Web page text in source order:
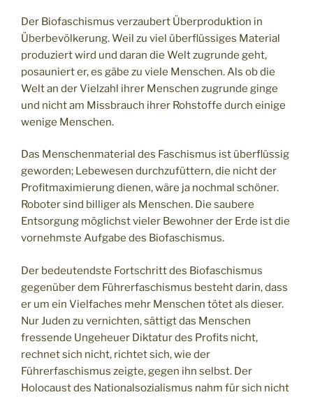
Der Biofaschismus verzaubert Überproduktion in
Überbevölkerung. Weil zu viel überflüssiges Material
produziert wird und daran die Welt zugrunde geht,
posauniert er, es gäbe zu viele Menschen. Als ob die
Welt an der Vielzahl ihrer Menschen zugrunde ginge
und nicht am Missbrauch ihrer Rohstoffe durch einige
wenige Menschen.
Das Menschenmaterial des Faschismus ist überflüssig
geworden; Lebewesen durchzufüttern, die nicht der
Profitmaximierung dienen, wäre ja nochmal schöner.
Roboter sind billiger als Menschen. Die saubere
Entsorgung möglichst vieler Bewohner der Erde ist die
vornehmste Aufgabe des Biofaschismus.
Der bedeutendste Fortschritt des Biofaschismus
gegenüber dem Führerfaschismus besteht darin, dass
er um ein Vielfaches mehr Menschen tötet als dieser.
Nur Juden zu vernichten, sättigt das Menschen
fressende Ungeheuer Diktatur des Profits nicht,
rechnet sich nicht, richtet sich, wie der
Führerfaschismus zeigte, gegen ihn selbst. Der
Holocaust des Nationalsozialismus nahm für sich nicht